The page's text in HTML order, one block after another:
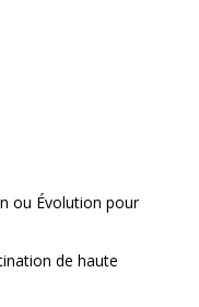
ou Évolution pour
de haute